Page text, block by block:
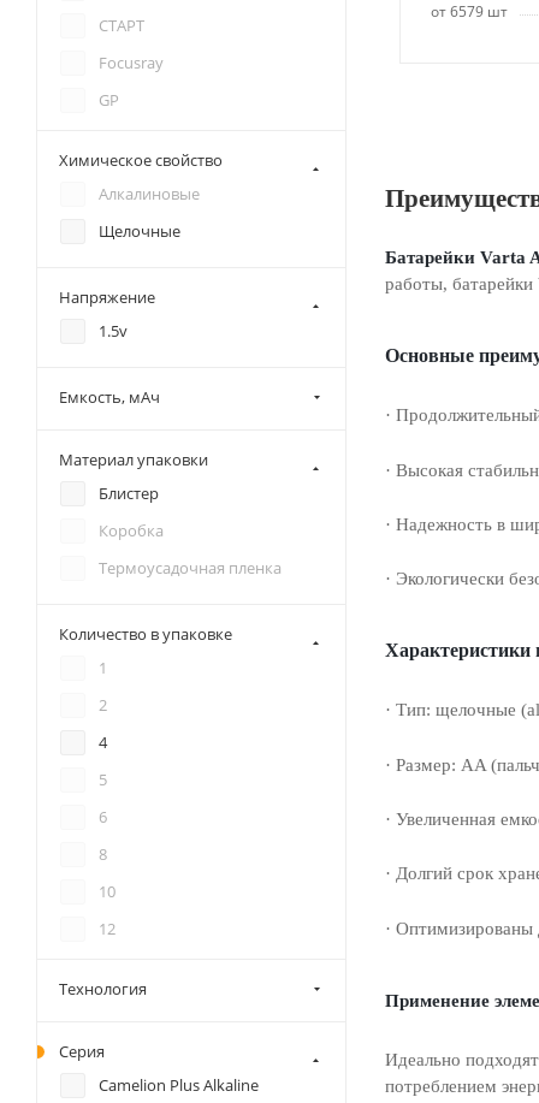
от 6579 шт
Батарейки Varta
работы,
Основные
·
· Высокая
· Надежность в
· Экологически
Характеристики
· Тип: щелочные
· Размер: AA
· Увеличенная
· Долгий срок
· Оптимизированы
Применение
Идеально
потреблением
СТАРТ
Focusray
GP
Praana
Robiton
Sony
Supermax
Varta
КОСМОС
Химическое свойство
Алкалиновые
Щелочные
Напряжение
1.5v
Емкость, мАч
Материал упаковки
Блистер
Коробка
Термоусадочная пленка
Количество в упаковке
1
2
4
5
6
8
10
12
24
Технология
Серия
Camelion Plus Alkaline